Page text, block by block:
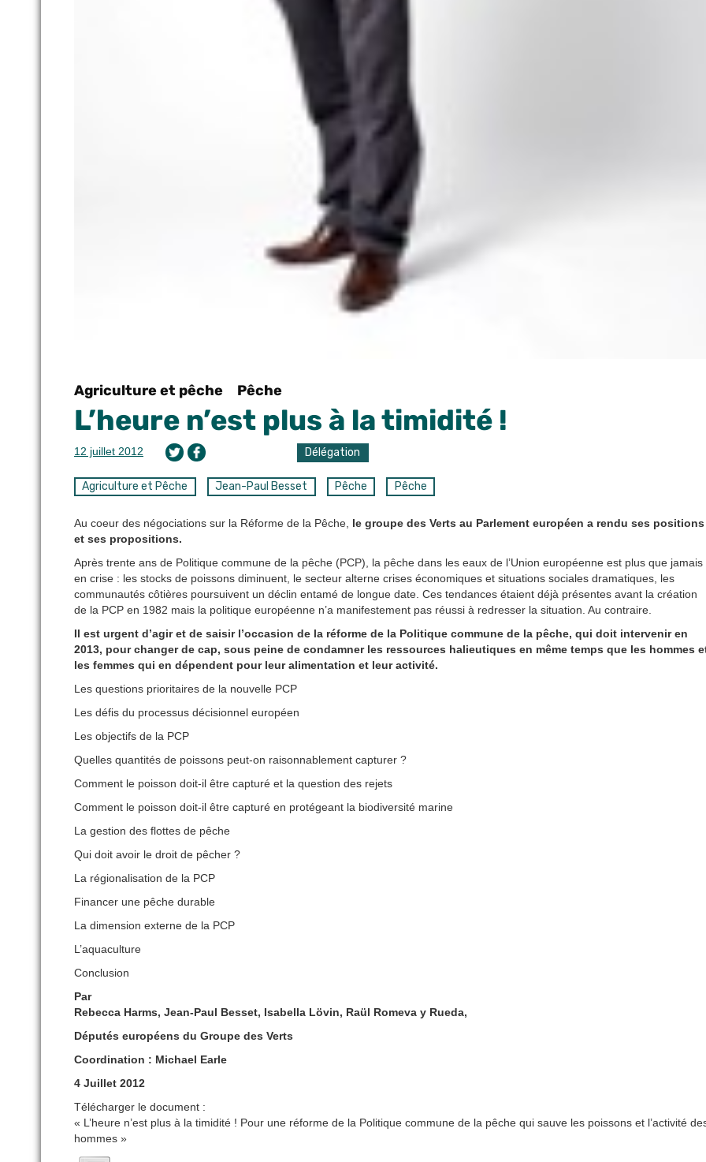
Agriculture et pêche Pêche
L’heure n’est plus à la timidité !
12 juillet 2012 Délégation
Agriculture et Pêche Jean-Paul Besset Pêche Pêche
Au coeur des négociations sur la Réforme de la Pêche, le groupe des Verts au Parlement européen a rendu ses positions
et ses propositions.
Après trente ans de Politique commune de la pêche (PCP), la pêche dans les eaux de l’Union européenne est plus que jamais
en crise : les stocks de poissons diminuent, le secteur alterne crises économiques et situations sociales dramatiques, les
communautés côtières poursuivent un déclin entamé de longue date. Ces tendances étaient déjà présentes avant la création
de la PCP en 1982 mais la politique européenne n’a manifestement pas réussi à redresser la situation. Au contraire.
Il est urgent d’agir et de saisir l’occasion de la réforme de la Politique commune de la pêche, qui doit intervenir en
2013, pour changer de cap, sous peine de condamner les ressources halieutiques en même temps que les hommes
les femmes qui en dépendent pour leur alimentation et leur activité.
Les questions prioritaires de la nouvelle PCP
Les défis du processus décisionnel européen
Les objectifs de la PCP
Quelles quantités de poissons peut-on raisonnablement capturer ?
Comment le poisson doit-il être capturé et la question des rejets
Comment le poisson doit-il être capturé en protégeant la biodiversité marine
La gestion des flottes de pêche
Qui doit avoir le droit de pêcher ?
La régionalisation de la PCP
Financer une pêche durable
La dimension externe de la PCP
L’aquaculture
Conclusion
Par
Rebecca Harms, Jean-Paul Besset, Isabella Lövin, Raül Romeva y Rueda,
Députés européens du Groupe des Verts
Coordination : Michael Earle
4 Juillet 2012
Télécharger le document :
« L’heure n’est plus à la timidité ! Pour une réforme de la Politique commune de la pêche qui sauve les poissons et l’activité
hommes »